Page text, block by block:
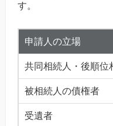
す。
申請人の立場
共同相続人・後順位
被相続人の債権者
受遺者